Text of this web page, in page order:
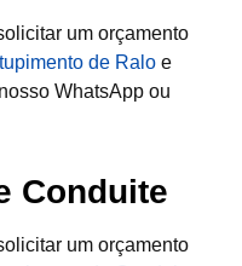
um orçamento
de Ralo e
WhatsApp ou
Conduite
um orçamento